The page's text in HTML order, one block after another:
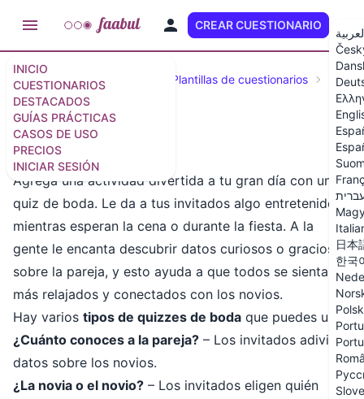
INICIO
CUESTIONARIOS
DESTACADOS
GUÍAS PRÁCTICAS
CASOS DE USO
PRECIOS
INICIAR SESIÓN
CREAR CUESTIONARIO
日本
한국
Cuestionarios destacados Plantillas de cuestionarios
Cuestionario de boda
Agrega una actividad divertida a tu gran día con un
quiz de boda. Le da a tus invitados algo entretenido
mientras esperan la cena o durante la fiesta. A la
gente le encanta descubrir datos curiosos o graciosos
sobre la pareja, y esto ayuda a que todos se sientan
más relajados y conectados con los novios.
Hay varios tipos de quizzes de boda que puedes usar:
¿Cuánto conoces a la pareja? – Los invitados adivinan
datos sobre los novios.
¿La novia o el novio? – Los invitados eligen quién